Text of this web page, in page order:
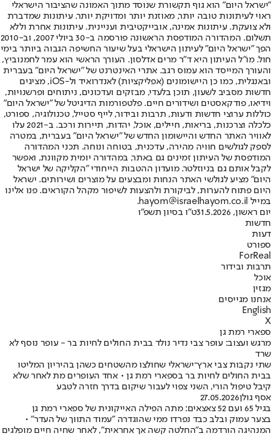
"ישראל היום" הוא גוף תקשורת שנוסד מתוך האמונה שהציבור הישראלי
ראוי לעיתונות טובה יותר, מאוזנת יותר ומדויקת יותר. עיתונות שמדברת
ולא צועקת. עיתונות אמינה, אובייקטיבית ועניינית. עיתונות אחרת וללא
תשלום. המהדורה המודפסת הראשונה פורסמה ב-30 ביולי 2007, וב-2010
הפך "ישראל היום" לעיתון הישראלי בעל שיעור החשיפה הגבוה ביותר בימי
חול. מו"ל העיתון היא ד"ר מרים אדלסון. העורך הראשי הוא עמר לחמנוביץ,
והעורך המייסד הוא עמוס רגב. אתרי האינטרנט של "ישראל היום" בעברית
ובאנגלית, כמו כן היישומונים (אפליקציות) לאנדרואיד ול-iOS, מציגים
חדשות מסביב לשעון, תוכן בלעדי, מבזקים ועדכונים, ניתוחים ופרשנויות,
וידיאו, פודקאסטים ושידורים חיים. פלטפורמות הדיגיטל של "ישראל היום"
כוללות ערוצי חדשות ודעות, תרבות ובידור, לייף סטייל, טכנולוגיה, ספורט,
כלכלה וצרכנות, בריאות, חיילים, אוכל, יהדות, תיירות ורכב. ב-2021 עלו
לאוויר האתר החדש והיישומון החדש של "ישראל היום" בעברית, במטרה
לספק לגולשים חוויה מהירה, עדכנית, בטוחה ונוחה. תכני המהדורה
המודפסת של העיתון זמינים גם באתר, במהדורה יומית מקוונת, ואפשר
לקבל אותם גם בניוזלטר. מועדון ההטבות הייחודי "הקליקה של ישראל
היום" מציע לגולשי האתר הנחות ומבצעים על מוצרים ושירותים. ישראל
היום פתוח להערות, לביקורת ולהצעות לשיפור מקהל הקוראים. פנו אלינו
במייל hayom@israelhayom.co.il.
יום ראשון, 31.5.2026
ט"ו בסיון תשפ"ו
חדשות
דעות
ספורט
ForReal
תרבות ובידור
אוכל
מגזין
אנחנו מגייסים
English
X
ספארי רמת גן
מרגש ועצוב: עופר צבי נדיר נולד בבית החולים לחיות בר - עופר נוסף לא
שרד
שתי נקבות צבי ארץ־ישראלי שחולצו מהשטחים כשהן בהיריון המליטו
בבית החולים לחיות בר בספארי רמת גן • אחד העופרים מת לאחר שלא
קיבל טיפול הורי, השני צפוי לעבור שיקום בדרך חזרה לטבע
אסף גולן27.05.2026
בגיל 65 ועם 52 צאצאים: מתה הפילה האייקונית של ספארי רמת גן
בצער עמוק ובלב כבד נפרדו ממי שהוגדרה "עמוד התווך של העדר" •
המנהיגה הורדמה ב"החלטה קשה אך אחראית", לאחר שחיה חיים מופלגים